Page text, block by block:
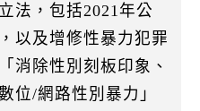
法，包括2021年公
以及增修性暴力犯罪
消除性別刻板印象、
位/網路性別暴力」